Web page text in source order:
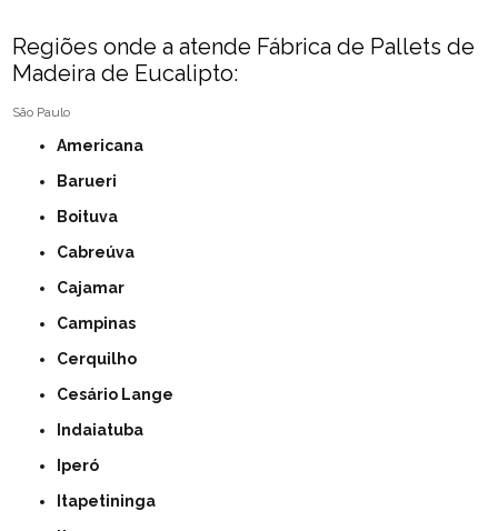
Regiões onde a atende Fábrica de Pallets de
Madeira de Eucalipto:
São Paulo
Americana
Barueri
Boituva
Cabreúva
Cajamar
Campinas
Cerquilho
Cesário Lange
Indaiatuba
Iperó
Itapetininga